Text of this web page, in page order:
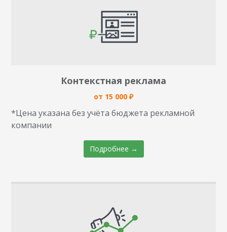
Контекстная реклама
от 15 000 ₽
*Цена указана без учёта бюджета рекламной
компании
Подробнее →